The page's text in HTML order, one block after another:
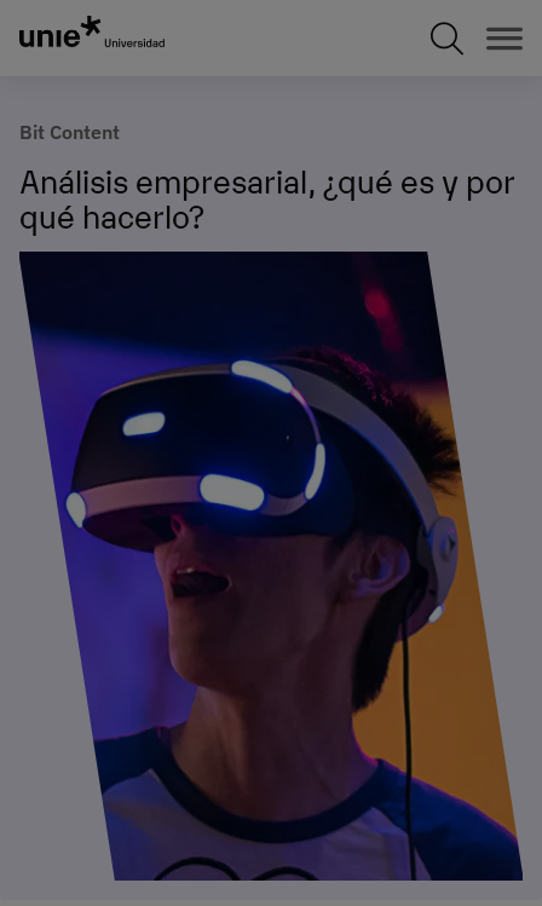
Bit Content
Análisis empresarial, ¿qué es y por
qué hacerlo?